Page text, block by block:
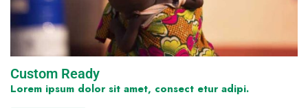
Custom Ready
Lorem ipsum dolor sit amet, consect etur adipi.